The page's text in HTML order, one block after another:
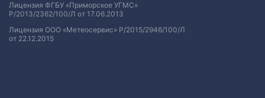
Лицензия ФГБУ «Приморское УГМС»
Р/2013/2362/100/Л от 17.06.2013
Лицензия ООО «Метеосервис» Р/2015/2946/100/Л
от 22.12.2015